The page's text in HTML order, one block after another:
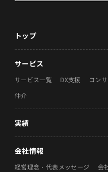
トップ
サービス
サービス一覧 DX支援 コン
仲介
実績
会社情報
経営理念・代表メッセージ 会